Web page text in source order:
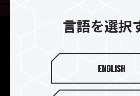
T-FORCE CARDEA PCIe 4.0
フラッシュを採用し、最新の
言語を選択
English